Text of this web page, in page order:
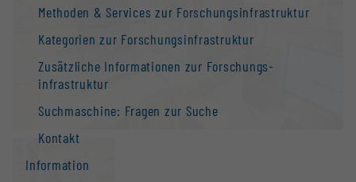
Methoden & Services zur Forschungs­infrastruktur
Kategorien zur Forschungs­infrastruktur
Zusätzliche Informationen zur Forschungs­
infrastruktur
Suchmaschine: Fragen zur Suche
Kontakt
Information